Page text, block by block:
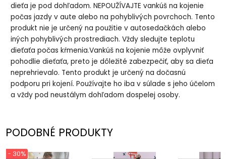
dieťa je pod dohľadom. NEPOUŽÍVAJTE vankúš na kojenie
počas jazdy v aute alebo na pohyblivých povrchoch. Tento
produkt nie je určený na použitie v autosedačkách alebo
iných pohyblivých prostrediach. Vždy sledujte teplotu
dieťaťa počas kŕmenia.Vankúš na kojenie môže ovplyvniť
pohodlie dieťaťa, preto je dôležité zabezpečiť, aby sa dieťa
neprehrievalo. Tento produkt je určený na dočasnú
podporu pri kojení. Používajte ho iba v súlade s jeho účelom
a vždy pod neustálym dohľadom dospelej osoby.
PODOBNÉ PRODUKTY
- 30%